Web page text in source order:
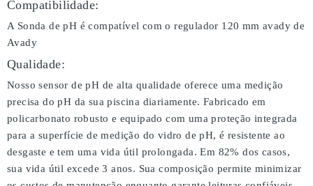
Compatibilidade:
A Sonda de pH é compatível com o regulador 120 mm avady de
Avady
Qualidade:
Nosso sensor de pH de alta qualidade oferece uma medição
precisa do pH da sua piscina diariamente. Fabricado em
policarbonato robusto e equipado com uma proteção integrada
para a superfície de medição do vidro de pH, é resistente ao
desgaste e tem uma vida útil prolongada. Em 82% dos casos,
sua vida útil excede 3 anos. Sua composição permite minimizar